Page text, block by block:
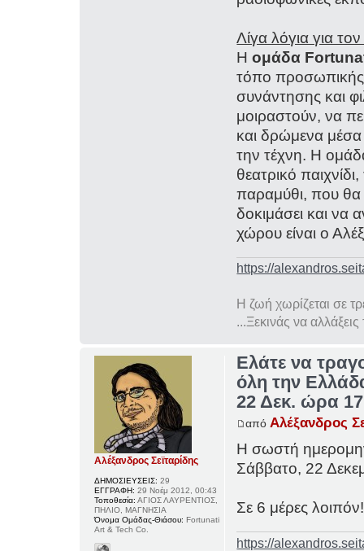
Λίγα λόγια για
Ηομάδα
τόπο προσωπικής
συνάντησης και
μοιραστούν, να
και δρώμενα
την τέχνη. Η
θεατρικό
παραμύθι, που θα
δοκιμάσει και να
χώρου είναι ο
https://
Η ζωή χωρίζεται σε
...Ξεκινάς να
Ελάτε να
όλη την
22 Δεκ. ώρα
από Αλέξανδρος
Η σωστή
Σάββατο, 22
Σε 6 μέρες λοιπόν!
https://
Αλέξανδρος Σεϊταρίδης
ΔΗΜΟΣΙΕΥΣΕΙΣ: 29
ΕΓΓΡΑΦΗ: 29 Νοέμ 2012, 00:43
Τοποθεσία: ΑΓΙΟΣ ΛΑΥΡΕΝΤΙΟΣ,
ΠΗΛΙΟ, ΜΑΓΝΗΣΙΑ
Όνομα Ομάδας-Θιάσου: Fortunati
Art & Tech Co.